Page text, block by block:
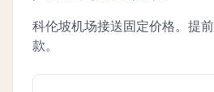
科伦坡机场接送固定价格。提
款。